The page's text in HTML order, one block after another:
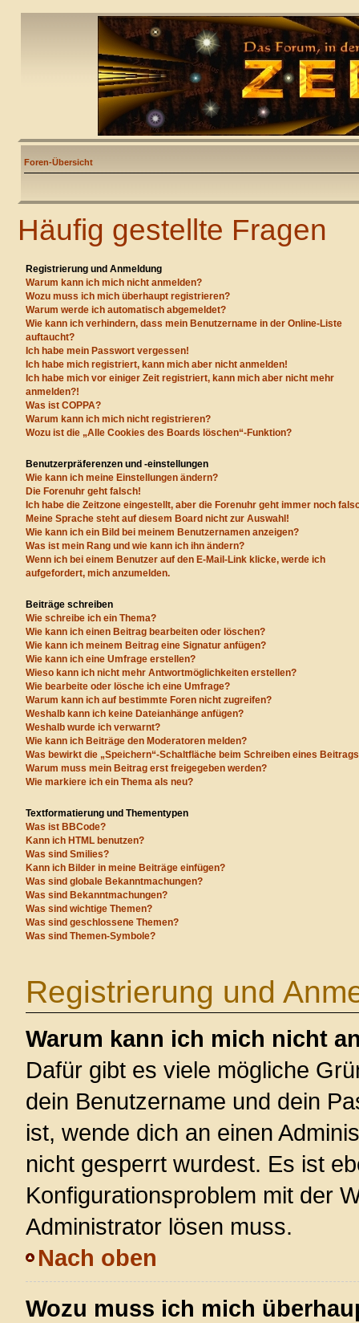
Foren-Übersicht
Häufig gestellte Fragen
Registrierung und Anmeldung
Warum kann ich mich nicht anmelden?
Wozu muss ich mich überhaupt registrieren?
Warum werde ich automatisch abgemeldet?
Wie kann ich verhindern, dass mein Benutzername in der Online-Liste
auftaucht?
Ich habe mein Passwort vergessen!
Ich habe mich registriert, kann mich aber nicht anmelden!
Ich habe mich vor einiger Zeit registriert, kann mich aber nicht mehr
anmelden?!
Was ist COPPA?
Warum kann ich mich nicht registrieren?
Wozu ist die „Alle Cookies des Boards löschen“-Funktion?
Benutzerpräferenzen und -einstellungen
Wie kann ich meine Einstellungen ändern?
Die Forenuhr geht falsch!
Ich habe die Zeitzone eingestellt, aber die Forenuhr geht immer noch
Meine Sprache steht auf diesem Board nicht zur Auswahl!
Wie kann ich ein Bild bei meinem Benutzernamen anzeigen?
Was ist mein Rang und wie kann ich ihn ändern?
Wenn ich bei einem Benutzer auf den E-Mail-Link klicke, werde ich
aufgefordert, mich anzumelden.
Beiträge schreiben
Wie schreibe ich ein Thema?
Wie kann ich einen Beitrag bearbeiten oder löschen?
Wie kann ich meinem Beitrag eine Signatur anfügen?
Wie kann ich eine Umfrage erstellen?
Wieso kann ich nicht mehr Antwortmöglichkeiten erstellen?
Wie bearbeite oder lösche ich eine Umfrage?
Warum kann ich auf bestimmte Foren nicht zugreifen?
Weshalb kann ich keine Dateianhänge anfügen?
Weshalb wurde ich verwarnt?
Wie kann ich Beiträge den Moderatoren melden?
Was bewirkt die „Speichern“-Schaltfläche beim Schreiben eines
Warum muss mein Beitrag erst freigegeben werden?
Wie markiere ich ein Thema als neu?
Textformatierung und Thementypen
Was ist BBCode?
Kann ich HTML benutzen?
Was sind Smilies?
Kann ich Bilder in meine Beiträge einfügen?
Was sind globale Bekanntmachungen?
Was sind Bekanntmachungen?
Was sind wichtige Themen?
Was sind geschlossene Themen?
Was sind Themen-Symbole?
Registrierung und
Warum kann ich mich nicht
Dafür gibt es viele mögliche
dein Benutzername und dein
ist, wende dich an einen
nicht gesperrt wurdest. Es ist
Konfigurationsproblem mit der
Administrator lösen muss.
Nach oben
Wozu muss ich mich